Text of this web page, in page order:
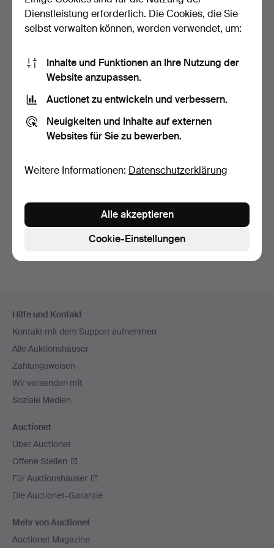
Kiefernholz, Skandinavien,
Dreisitzersofa bezogen mit
…
7 Tage
Sie können auch in
Beendete Auktionen aus unserem
Navigation
Hilfe und Kontakt
Kontakt mit dem Support aufnehmen
Alle Auktionshäuser
Zahlungsweisen
Wir versenden mit
Soziale Medien
Auctionet
Über Auctionet
Offene Stellen
Für Auktionshäuser
Die Auctionet-Garantie
Mehr von Auctionet
Auctionet Magazine
Dienstleistung erforderlich. Die Cookies, die Sie
selbst verwalten können, werden verwendet, um:
Inhalte und Funktionen an Ihre Nutzung der
Website anzupassen.
Auctionet zu entwickeln und verbessern.
Neuigkeiten und Inhalte auf externen
Websites für Sie zu bewerben.
Weitere Informationen: Datenschutzerklärung
Cookie-Einstellungen
Alle akzeptieren